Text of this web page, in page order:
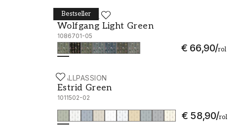
Bestseller
WALLPASSION
Wolfgang Light Green
1086701-05
€ 66,90/rol
Wolfgang Light Green - 1086701-05
WALLPASSION
Estrid Green
1011502-02
€ 58,90/rol
Estrid Green - 1011502-02